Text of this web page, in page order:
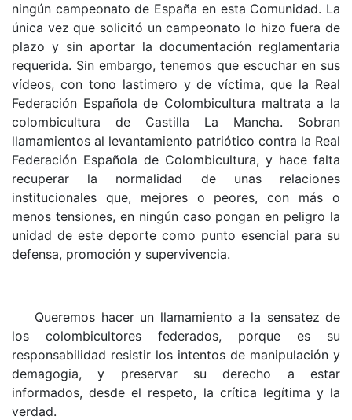
ningún campeonato de España en esta Comunidad. La
única vez que solicitó un campeonato lo hizo fuera de
plazo y sin aportar la documentación reglamentaria
requerida. Sin embargo, tenemos que escuchar en sus
vídeos, con tono lastimero y de víctima, que la Real
Federación Española de Colombicultura maltrata a la
colombicultura de Castilla La Mancha. Sobran
llamamientos al levantamiento patriótico contra la Real
Federación Española de Colombicultura, y hace falta
recuperar la normalidad de unas relaciones
institucionales que, mejores o peores, con más o
menos tensiones, en ningún caso pongan en peligro la
unidad de este deporte como punto esencial para su
defensa, promoción y supervivencia.
Queremos hacer un llamamiento a la sensatez de
los colombicultores federados, porque es su
responsabilidad resistir los intentos de manipulación y
demagogia, y preservar su derecho a estar
informados, desde el respeto, la crítica legítima y la
verdad.